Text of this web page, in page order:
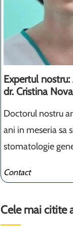
Expertul
dr. Cristina
Doctorul nostru
ani in meseria sa
stomatologie
Contact
Cele mai citite